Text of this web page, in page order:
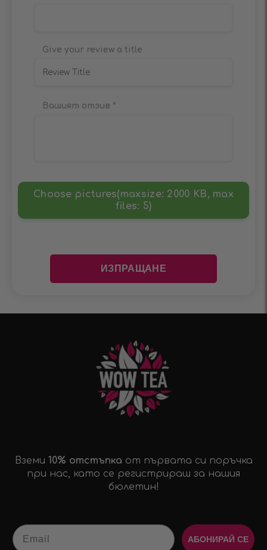
Give your review a title
Вашият отзив *
Choose pictures(maxsize: 2000 KB, max
files: 5)
Вземи 10% отстъпка от първата си поръчка
при нас, като се регистрираш за нашия
бюлетин!
Email
АБОНИРАЙ СЕ